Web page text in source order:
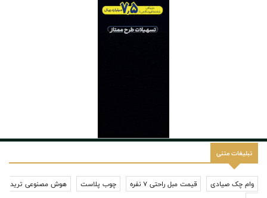
تبلیغات متنی
وام چک صیادی قیمت مبل راحتی 7 نفره چوب پلاست
هوش مصنوعی ترید